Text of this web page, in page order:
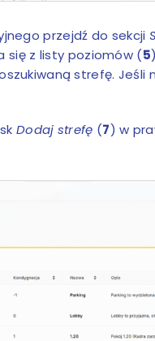
przejdź do sekcji
się z listy poziomów (5
strefę. Jeśli
Dodaj strefę (7) w